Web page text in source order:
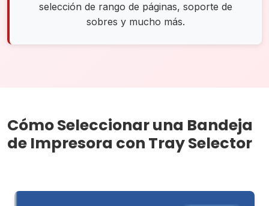
selección de rango de páginas, soporte de
sobres y mucho más.
Cómo Seleccionar una Bandeja
de Impresora con Tray Selector